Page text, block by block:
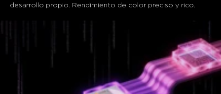
desarrollo propio. Rendimiento de color preciso y rico.